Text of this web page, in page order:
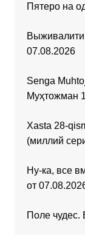
Пятеро на
07.08.2026
Senga
Муҳтожман
Xasta 28-
(миллий
Ну-ка, все
от
Поле чудес.